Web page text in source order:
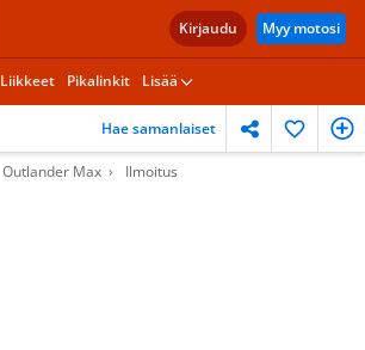
Kirjaudu Myy motosi
Liikkeet Pikalinkit Lisää
Hae samanlaiset
Outlander Max Ilmoitus